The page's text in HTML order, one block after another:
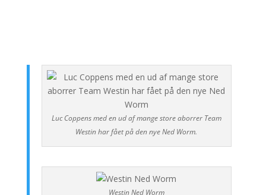
Luc Coppens med en ud af mange store aborrer Team
Westin har fået på den nye Ned Worm.
Westin Ned Worm